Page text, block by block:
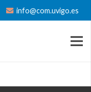
info@com.uvigo.es